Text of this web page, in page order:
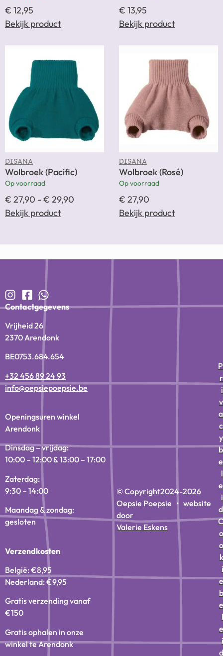
€ 12,95
Bekijk product
€ 13,95
Bekijk product
DISANA
Wolbroek (Pacific)
Op voorraad
€ 27,90 - € 29,90
Bekijk product
DISANA
Wolbroek (Rosé)
Op voorraad
€ 27,90
Bekijk product
Contactgegevens
Vrijheid 26
2370 Arendonk
BE0753.684.654
+32 456 89 24 93
info@oepsiepoepsie.be
Openingsuren winkel
Arendonk
Dinsdag – vrijdag:
10:00 – 12:00 & 13:00 – 17:00
Zaterdag:
9:30 – 14:00
Maandag & zondag:
gesloten
Verzendkosten
België: €8,95
Nederland: €9,95
Gratis verzending vanaf
€150
Gratis ophalen in onze
winkel te Arendonk
© Copyright2024-2026
Oepsie Poepsie • website
door
Valerie Eskens
P
r
i
v
a
c
y
b
e
l
e
i
d
C
o
o
k
i
e
b
e
l
e
i
d